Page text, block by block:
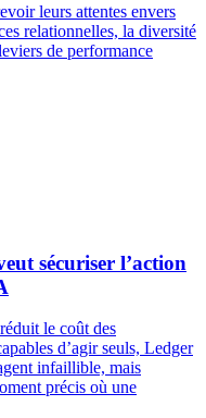
leurs attentes envers
relationnelles, la diversité
de performance
sécuriser l’action
le coût des
d’agir seuls, Ledger
infaillible, mais
précis où une